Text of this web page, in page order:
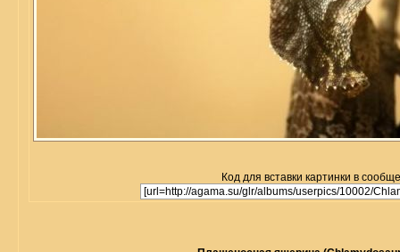
Код для вставки картинки в